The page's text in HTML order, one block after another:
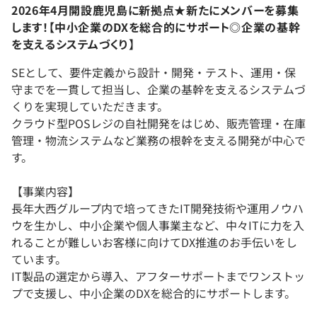
2026年4月開設鹿児島に新拠点★新たにメンバーを募集
します！【中小企業のDXを総合的にサポート◎企業の基幹
を支えるシステムづくり】
SEとして、要件定義から設計・開発・テスト、運用・保
守までを一貫して担当し、企業の基幹を支えるシステムづ
くりを実現していただきます。
クラウド型POSレジの自社開発をはじめ、販売管理・在庫
管理・物流システムなど業務の根幹を支える開発が中心で
す。
【事業内容】
長年大西グループ内で培ってきたIT開発技術や運用ノウハ
ウを生かし、中小企業や個人事業主など、中々ITに力を入
れることが難しいお客様に向けてDX推進のお手伝いをし
ています。
IT製品の選定から導入、アフターサポートまでワンストッ
プで支援し、中小企業のDXを総合的にサポートします。